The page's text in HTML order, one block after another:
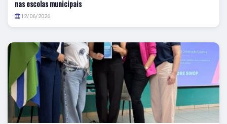
nas escolas municipais
12/06/2026